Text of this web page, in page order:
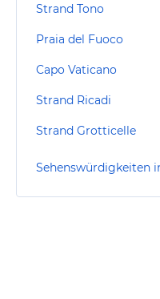
Strand Tono
Praia del Fuoco
Capo Vaticano
Strand Ricadi
Strand Grotticelle
Sehenswürdigkeiten